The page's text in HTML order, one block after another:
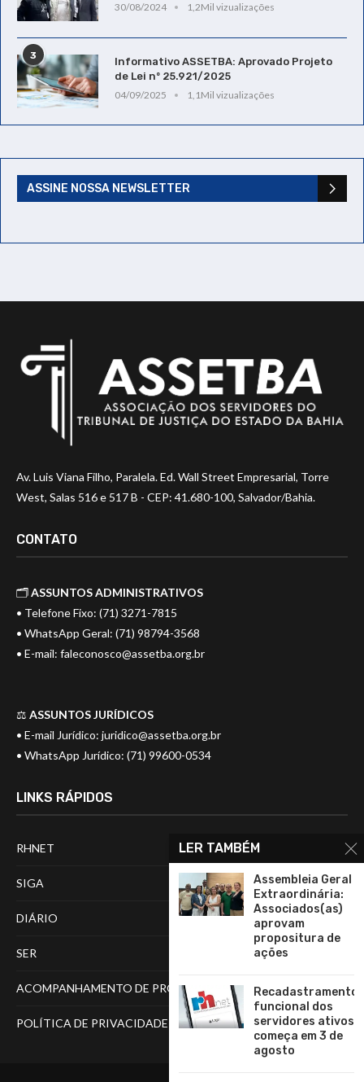
30/08/2024
1,2Mil vizualizações
3
Informativo ASSETBA: Aprovado Projeto
de Lei nº 25.921/2025
04/09/2025
1,1Mil vizualizações
ASSINE NOSSA NEWSLETTER
Av. Luis Viana Filho, Paralela. Ed. Wall Street Empresarial, Torre
West, Salas 516 e 517 B - CEP: 41.680-100, Salvador/Bahia.
CONTATO
🗂️ASSUNTOS ADMINISTRATIVOS
• Telefone Fixo: (71) 3271-7815
• WhatsApp Geral: (71) 98794-3568
• E-mail: faleconosco@assetba.org.br
⚖️ ASSUNTOS JURÍDICOS
• E-mail Jurídico: juridico@assetba.org.br
• WhatsApp Jurídico: (71) 99600-0534
LINKS RÁPIDOS
RHNET
SIGA
DIÁRIO
SER
ACOMPANHAMENTO DE PROCESSOS
POLÍTICA DE PRIVACIDADE
LER TAMBÉM
Assembleia Geral
Extraordinária:
Associados(as)
aprovam
propositura de
ações
Recadastramento
funcional dos
servidores ativos
começa em 3 de
agosto